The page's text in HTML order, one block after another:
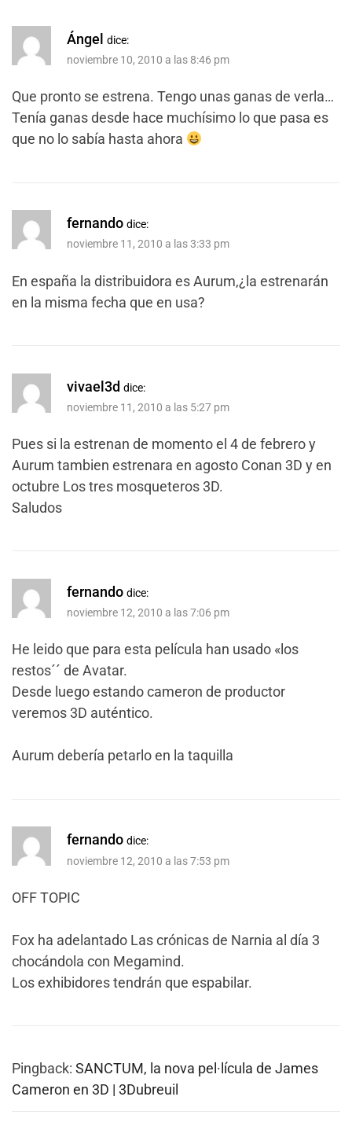
Ángel dice:
noviembre 10, 2010 a las 8:46 pm
Que pronto se estrena. Tengo unas ganas de verla…
Tenía ganas desde hace muchísimo lo que pasa es
que no lo sabía hasta ahora
fernando dice:
noviembre 11, 2010 a las 3:33 pm
En españa la distribuidora es Aurum,¿la estrenarán
en la misma fecha que en usa?
vivael3d dice:
noviembre 11, 2010 a las 5:27 pm
Pues si la estrenan de momento el 4 de febrero y
Aurum tambien estrenara en agosto Conan 3D y en
octubre Los tres mosqueteros 3D.
Saludos
fernando dice:
noviembre 12, 2010 a las 7:06 pm
He leido que para esta película han usado «los
restos´´ de Avatar.
Desde luego estando cameron de productor
veremos 3D auténtico.
Aurum debería petarlo en la taquilla
fernando dice:
noviembre 12, 2010 a las 7:53 pm
OFF TOPIC
Fox ha adelantado Las crónicas de Narnia al día 3
chocándola con Megamind.
Los exhibidores tendrán que espabilar.
Pingback: SANCTUM, la nova pel·lícula de James
Cameron en 3D | 3Dubreuil